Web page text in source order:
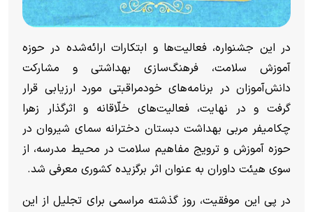
در این جشنواره، فعالیت‌ها و ابتکارات ارائه‌شده در حوزه
آموزش سلامت، فرهنگ‌سازی بهداشتی و مشارکت
دانش‌آموزان در برنامه‌های خودمراقبتی مورد ارزیابی قرار
گرفت و در نهایت، فعالیت‌های خلّاقانه و اثرگذار زهرا
چکامیفر مربی بهداشت دبستان دخترانه سمای شیروان در
حوزه آموزش و ترویج مفاهیم سلامت در محیط مدرسه، از
سوی هیئت داوران به عنوان اثر برگزیده کشوری معرفی شد.
در پی این موفقیت، روز گذشته مراسمی برای تجلیل از این